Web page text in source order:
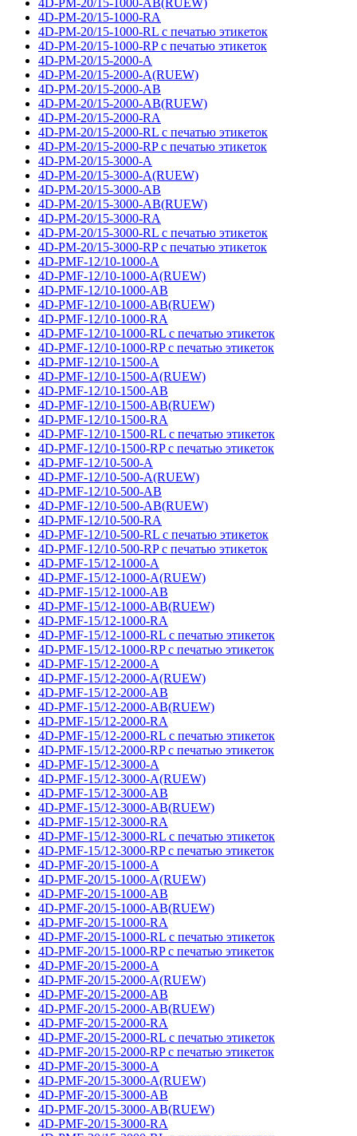
4D-PM-20/15-1000-AB(RUEW)
4D-PM-20/15-1000-RA
4D-PM-20/15-1000-RL с печатью этикеток
4D-PM-20/15-1000-RP с печатью этикеток
4D-PM-20/15-2000-A
4D-PM-20/15-2000-A(RUEW)
4D-PM-20/15-2000-AB
4D-PM-20/15-2000-AB(RUEW)
4D-PM-20/15-2000-RA
4D-PM-20/15-2000-RL с печатью этикеток
4D-PM-20/15-2000-RP с печатью этикеток
4D-PM-20/15-3000-A
4D-PM-20/15-3000-A(RUEW)
4D-PM-20/15-3000-AB
4D-PM-20/15-3000-AB(RUEW)
4D-PM-20/15-3000-RA
4D-PM-20/15-3000-RL с печатью этикеток
4D-PM-20/15-3000-RP с печатью этикеток
4D-PMF-12/10-1000-A
4D-PMF-12/10-1000-A(RUEW)
4D-PMF-12/10-1000-AB
4D-PMF-12/10-1000-AB(RUEW)
4D-PMF-12/10-1000-RA
4D-PMF-12/10-1000-RL с печатью этикеток
4D-PMF-12/10-1000-RP с печатью этикеток
4D-PMF-12/10-1500-A
4D-PMF-12/10-1500-A(RUEW)
4D-PMF-12/10-1500-AB
4D-PMF-12/10-1500-AB(RUEW)
4D-PMF-12/10-1500-RA
4D-PMF-12/10-1500-RL с печатью этикеток
4D-PMF-12/10-1500-RP с печатью этикеток
4D-PMF-12/10-500-A
4D-PMF-12/10-500-A(RUEW)
4D-PMF-12/10-500-AB
4D-PMF-12/10-500-AB(RUEW)
4D-PMF-12/10-500-RA
4D-PMF-12/10-500-RL с печатью этикеток
4D-PMF-12/10-500-RP с печатью этикеток
4D-PMF-15/12-1000-A
4D-PMF-15/12-1000-A(RUEW)
4D-PMF-15/12-1000-AB
4D-PMF-15/12-1000-AB(RUEW)
4D-PMF-15/12-1000-RA
4D-PMF-15/12-1000-RL с печатью этикеток
4D-PMF-15/12-1000-RP с печатью этикеток
4D-PMF-15/12-2000-A
4D-PMF-15/12-2000-A(RUEW)
4D-PMF-15/12-2000-AB
4D-PMF-15/12-2000-AB(RUEW)
4D-PMF-15/12-2000-RA
4D-PMF-15/12-2000-RL с печатью этикеток
4D-PMF-15/12-2000-RP с печатью этикеток
4D-PMF-15/12-3000-A
4D-PMF-15/12-3000-A(RUEW)
4D-PMF-15/12-3000-AB
4D-PMF-15/12-3000-AB(RUEW)
4D-PMF-15/12-3000-RA
4D-PMF-15/12-3000-RL с печатью этикеток
4D-PMF-15/12-3000-RP с печатью этикеток
4D-PMF-20/15-1000-A
4D-PMF-20/15-1000-A(RUEW)
4D-PMF-20/15-1000-AB
4D-PMF-20/15-1000-AB(RUEW)
4D-PMF-20/15-1000-RA
4D-PMF-20/15-1000-RL с печатью этикеток
4D-PMF-20/15-1000-RP с печатью этикеток
4D-PMF-20/15-2000-A
4D-PMF-20/15-2000-A(RUEW)
4D-PMF-20/15-2000-AB
4D-PMF-20/15-2000-AB(RUEW)
4D-PMF-20/15-2000-RA
4D-PMF-20/15-2000-RL с печатью этикеток
4D-PMF-20/15-2000-RP с печатью этикеток
4D-PMF-20/15-3000-A
4D-PMF-20/15-3000-A(RUEW)
4D-PMF-20/15-3000-AB
4D-PMF-20/15-3000-AB(RUEW)
4D-PMF-20/15-3000-RA